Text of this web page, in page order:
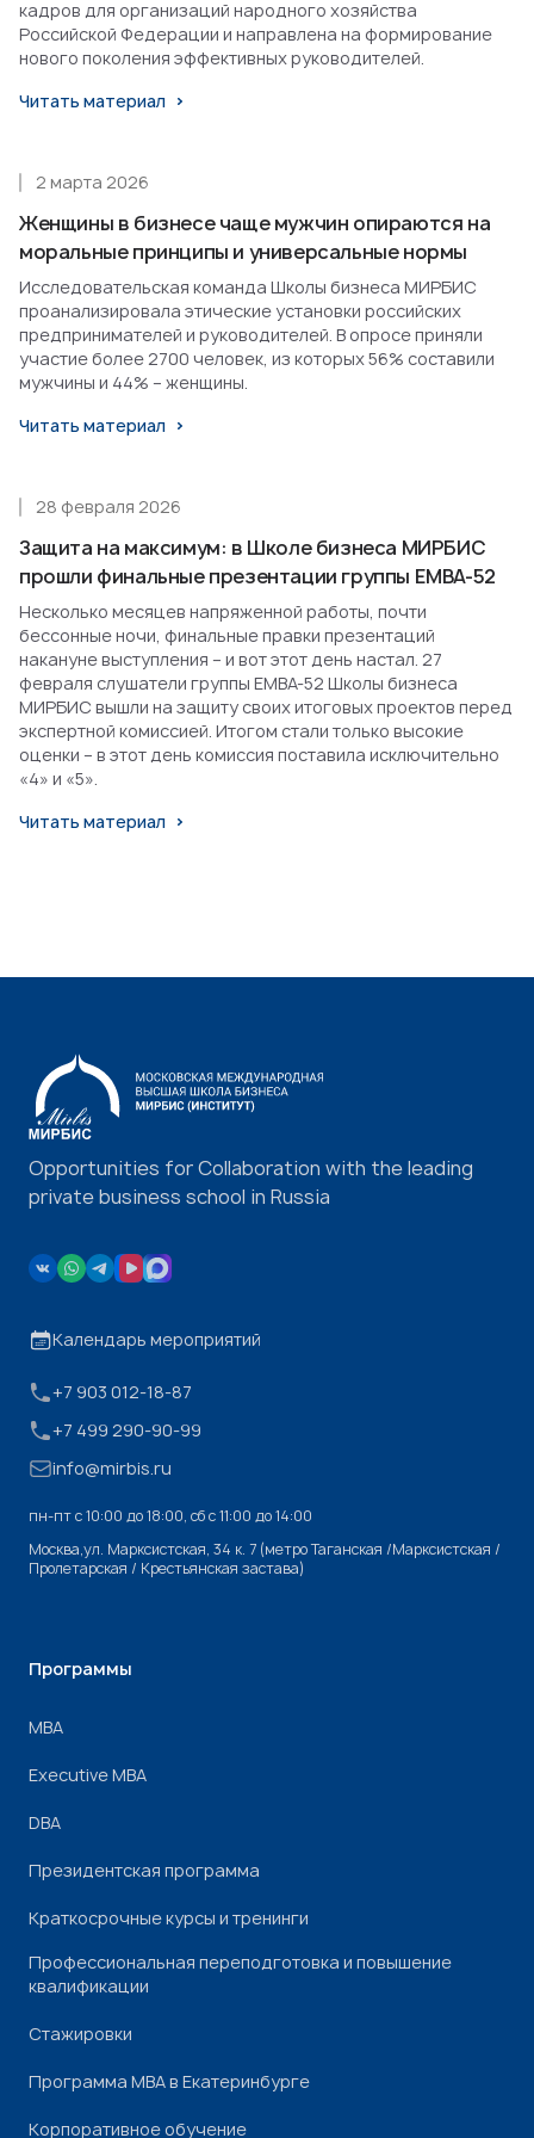
кадров для организаций народного хозяйства
Российской Федерации и направлена на формирование
нового поколения эффективных руководителей.
Читать материал
Женщины в бизнесе чаще мужчин опираются на
моральные принципы и универсальные нормы
2 марта 2026
Исследовательская команда Школы бизнеса МИРБИС
проанализировала этические установки российских
предпринимателей и руководителей. В опросе приняли
участие более 2700 человек, из которых 56% составили
мужчины и 44% – женщины.
Читать материал
Защита на максимум: в Школе бизнеса МИРБИС
прошли финальные презентации группы EMBA-52
28 февраля 2026
Несколько месяцев напряженной работы, почти
бессонные ночи, финальные правки презентаций
накануне выступления – и вот этот день настал. 27
февраля слушатели группы EMBA-52 Школы бизнеса
МИРБИС вышли на защиту своих итоговых проектов перед
экспертной комиссией. Итогом стали только высокие
оценки – в этот день комиссия поставила исключительно
«4» и «5».
Читать материал
Opportunities for Collaboration with the leading
private business school in Russia
Календарь мероприятий
+7 903 012-18-87
+7 499 290-90-99
info@mirbis.ru
пн-пт с 10:00 до 18:00, cб с 11:00 до 14:00
Москва,ул. Марксистская, 34 к. 7 (метро Таганская /Марксистская /
Пролетарская / Крестьянская застава)
Программы
МВА
Executive MBA
DBA
Президентская программа
Краткосрочные курсы и тренинги
Профессиональная переподготовка и повышение
квалификации
Стажировки
Программа МВА в Екатеринбурге
Корпоративное обучение